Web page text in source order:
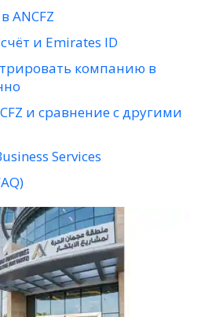
ANCFZ
и Emirates ID
компанию в
и сравнение с другими
Services